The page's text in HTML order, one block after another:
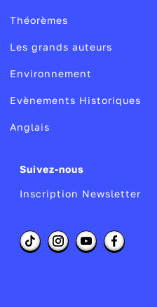
Théorèmes
Les grands auteurs
Environnement
Evènements Historiques
Anglais
Suivez-nous
Inscription Newsletter